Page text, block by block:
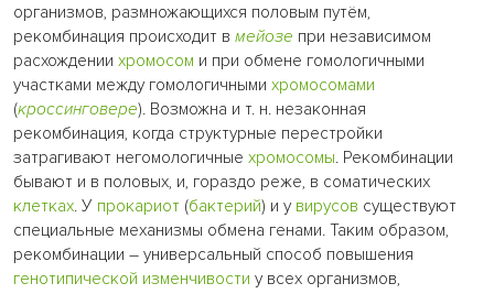
организмов, размножающихся половым путём,
рекомбинация происходит в мейозе при независимом
расхождении хромосом и при обмене гомологичными
участками между гомологичными хромосомами
(кроссинговере). Возможна и т. н. незаконная
рекомбинация, когда структурные перестройки
затрагивают негомологичные хромосомы. Рекомбинации
бывают и в половых, и, гораздо реже, в соматических
клетках. У прокариот (бактерий) и у вирусов существуют
специальные механизмы обмена генами. Таким образом,
рекомбинации – универсальный способ повышения
генотипической изменчивости у всех организмов,